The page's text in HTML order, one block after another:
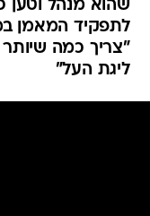
שהוא מנהל וטען
לתפקיד המאמן
"צריך כמה שיותר
ליגת העל"